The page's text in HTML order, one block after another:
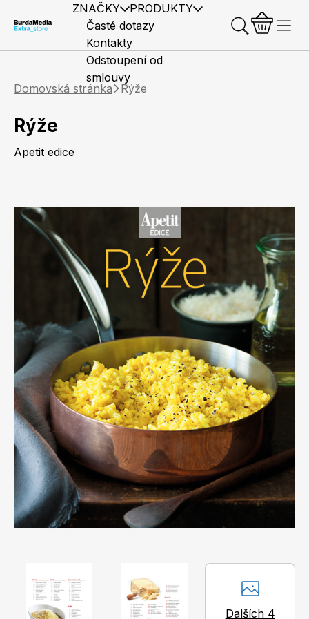
ZNAČKY PRODUKTY
Marianne
Apetit
Svět ženy
Elle Decoration
Marianne Bydlení
Marianne Venkov & styl
Předplatné časopisů
Knihy
Časté dotazy
Kontakty
Odstoupení od
smlouvy
Domovská stránka
Rýže
Rýže
Apetit edice
Dalších 4